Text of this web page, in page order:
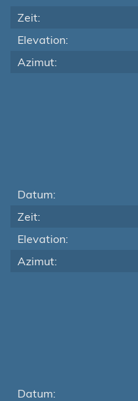
Zeit:
Elevation:
Azimut:
Datum:
Zeit:
Elevation:
Azimut:
Datum: